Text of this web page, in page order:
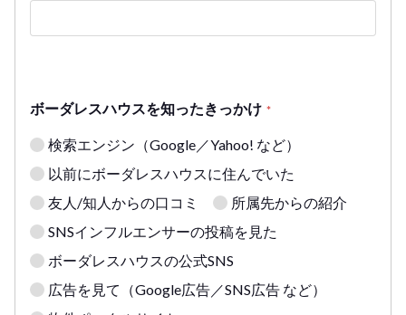
ボーダレスハウスを知ったきっかけ *
検索エンジン（Google／Yahoo! など）
以前にボーダレスハウスに住んでいた
友人/知人からの口コミ
所属先からの紹介
SNSインフルエンサーの投稿を見た
ボーダレスハウスの公式SNS
広告を見て（Google広告／SNS広告 など）